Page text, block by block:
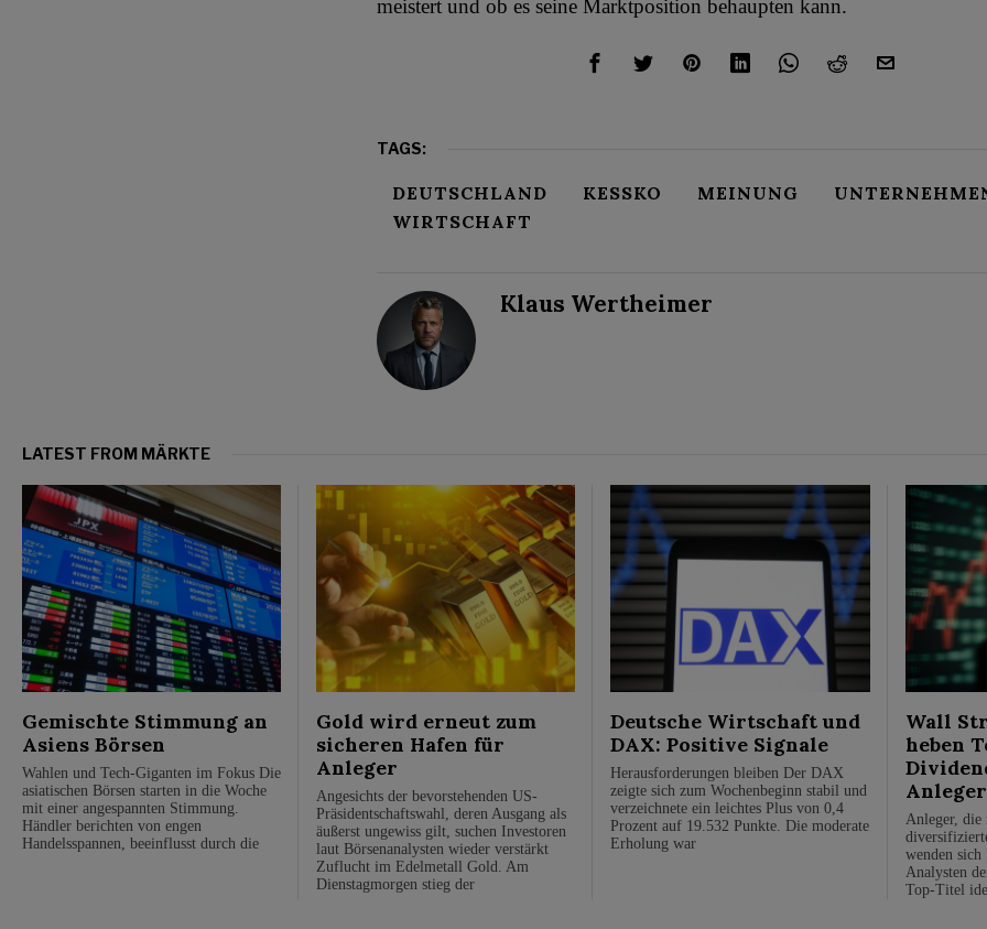
meistert und ob es seine Marktposition behaupten kann.
TAGS:
DEUTSCHLAND KESSKO MEINUNG
WIRTSCHAFT
Klaus Wertheimer
LATEST FROM MÄRKTE
Gemischte Stimmung an
Asiens Börsen
Wahlen und Tech-Giganten im Fokus Die
asiatischen Börsen starten in die Woche
mit einer angespannten Stimmung.
Händler berichten von engen
Handelsspannen, beeinflusst durch die
Gold wird erneut zum
sicheren Hafen für
Anleger
Angesichts der bevorstehenden US-
Präsidentschaftswahl, deren Ausgang als
äußerst ungewiss gilt, suchen Investoren
laut Börsenanalysten wieder verstärkt
Zuflucht im Edelmetall Gold. Am
Dienstagmorgen stieg der
Deutsche Wirtschaft und
DAX: Positive Signale
Herausforderungen bleiben Der DAX
zeigte sich zum Wochenbeginn stabil und
verzeichnete ein leichtes Plus von 0,4
Prozent auf 19.532 Punkte. Die moderate
Erholung war
Wall
heben
Anleger, die
wenden
Analysten
Top-Titel